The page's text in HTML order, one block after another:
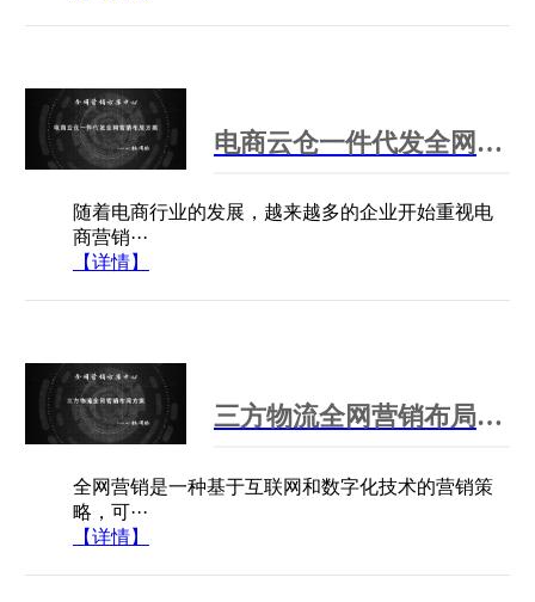
电商云仓一件代发全网营销布局方案
随着电商行业的发展，越来越多的企业开始重视电
商营销···
【详情】
三方物流全网营销布局方案
全网营销是一种基于互联网和数字化技术的营销策
略，可···
【详情】